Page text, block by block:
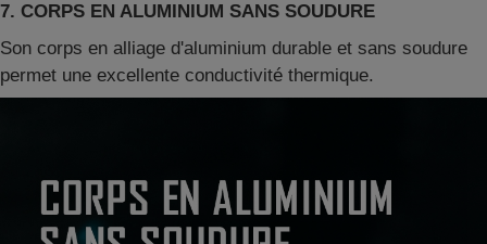
7. CORPS EN ALUMINIUM SANS SOUDURE
Son corps en alliage d'aluminium durable et sans soudure
permet une excellente conductivité thermique.